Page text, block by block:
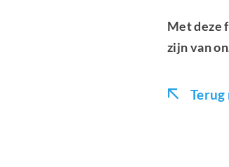
Met deze
zijn van